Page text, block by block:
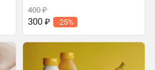
400₽
300 ₽ -25%